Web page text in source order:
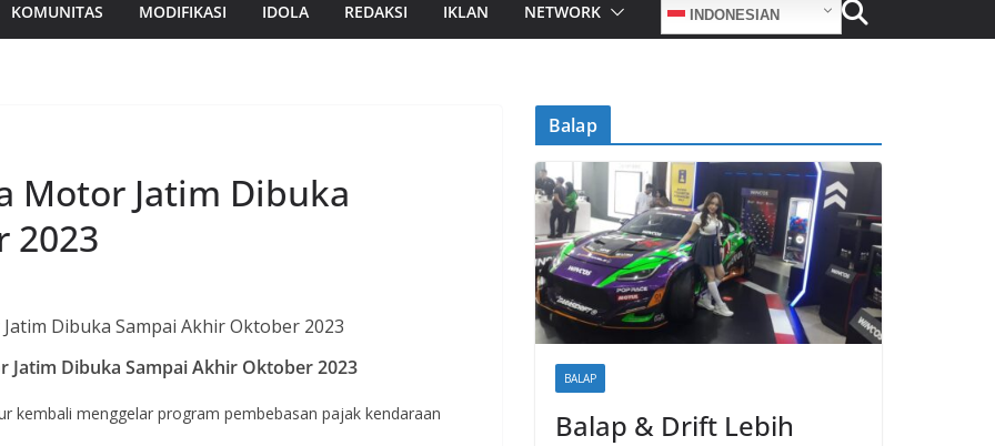
KOMUNITAS MODIFIKASI IDOLA REDAKSI IKLAN NETWORK INDONESIAN
Motor Jatim Dibuka
2023
Jatim Dibuka Sampai Akhir Oktober 2023
kembali menggelar program pembebasan pajak kendaraan
Balap
BALAP
Balap & Drift Lebih